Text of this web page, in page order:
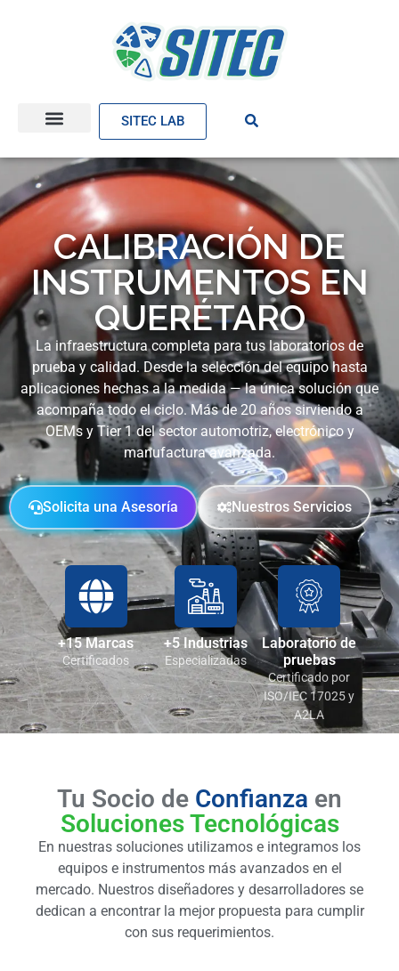
SITEC LAB
CALIBRACIÓN DE
INSTRUMENTOS EN
QUERÉTARO
La infraestructura completa para tus laboratorios de
prueba y calidad. Desde la selección del equipo hasta
aplicaciones hechas a la medida — la única solución que
acompaña todo el ciclo. Más de 20 años sirviendo a
OEMs y Tier 1 del sector automotriz, electrónico y
manufactura avanzada.
Solicita una Asesoría Nuestros Servicios
+15 Marcas
Certificados
+5 Industrias
Especializadas
Laboratorio de
pruebas
Certificado por
ISO/IEC 17025 y
A2LA
Tu Socio de Confianza en
Soluciones Tecnológicas
En nuestras soluciones utilizamos e integramos los
equipos e instrumentos más avanzados en el
mercado. Nuestros diseñadores y desarrolladores se
dedican a encontrar la mejor propuesta para cumplir
con sus requerimientos.